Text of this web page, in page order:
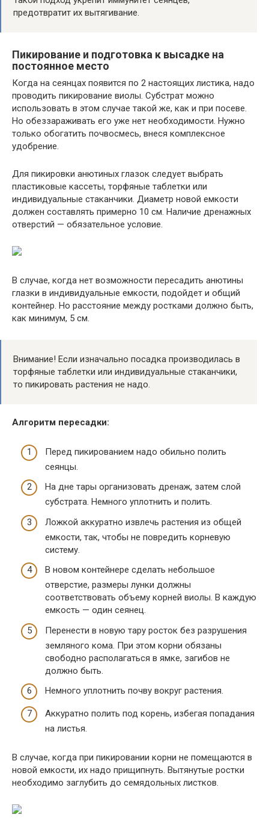
предотвратит их вытягивание.
Пикирование и подготовка к высадке на
постоянное место
Когда на сеянцах появится по 2 настоящих листика, надо
проводить пикирование виолы. Субстрат можно
использовать в этом случае такой же, как и при посеве.
Но обеззараживать его уже нет необходимости. Нужно
только обогатить почвосмесь, внеся комплексное
удобрение.
Для пикировки анютиных глазок следует выбрать
пластиковые кассеты, торфяные таблетки или
индивидуальные стаканчики. Диаметр новой емкости
должен составлять примерно 10 см. Наличие дренажных
отверстий — обязательное условие.
В случае, когда нет возможности пересадить анютины
глазки в индивидуальные емкости, подойдет и общий
контейнер. Но расстояние между ростками должно быть,
как минимум, 5 см.
Внимание! Если изначально посадка производилась в
торфяные таблетки или индивидуальные стаканчики,
то пикировать растения не надо.
Алгоритм пересадки:
Перед пикированием надо обильно полить
сеянцы.
На дне тары организовать дренаж, затем слой
субстрата. Немного уплотнить и полить.
Ложкой аккуратно извлечь растения из общей
емкости, так, чтобы не повредить корневую
систему.
В новом контейнере сделать небольшое
отверстие, размеры лунки должны
соответствовать объему корней виолы. В каждую
емкость — один сеянец.
Перенести в новую тару росток без разрушения
земляного кома. При этом корни обязаны
свободно располагаться в ямке, загибов не
должно быть.
Немного уплотнить почву вокруг растения.
Аккуратно полить под корень, избегая попадания
на листья.
В случае, когда при пикировании корни не помещаются в
новой емкости, их надо прищипнуть. Вытянутые ростки
необходимо заглубить до семядольных листков.